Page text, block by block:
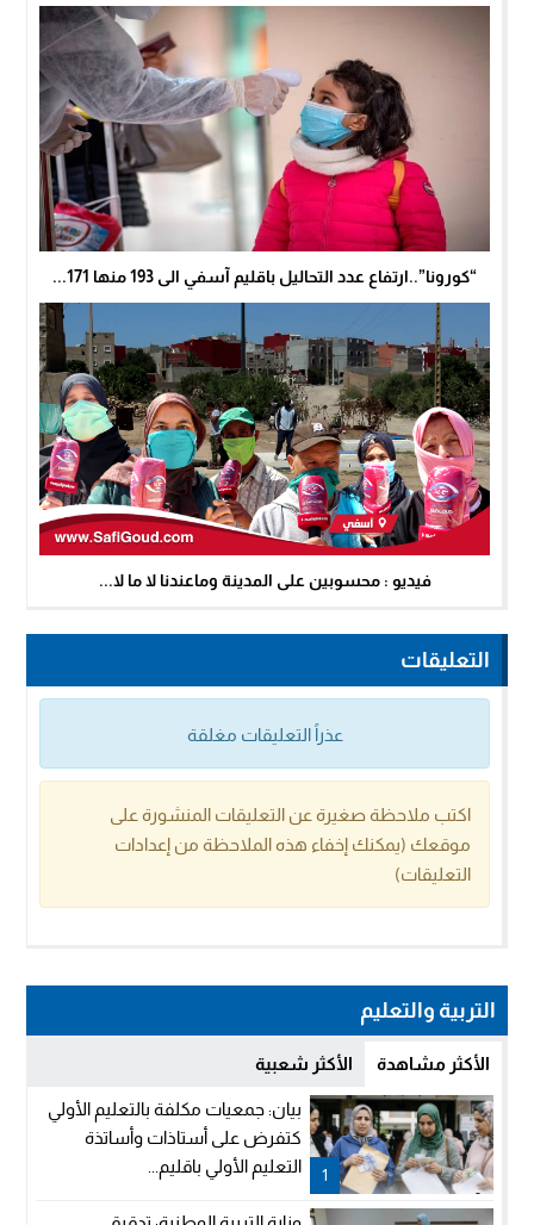
“كورونا”..ارتفاع عدد التحاليل باقليم آسفي الى 193 منها 171...
فيديو : محسوبين على المدينة وماعندنا لا ما لا...
التعليقات
عذراً التعليقات مغلقة
اكتب ملاحظة صغيرة عن التعليقات المنشورة على
موقعك (يمكنك إخفاء هذه الملاحظة من إعدادات
التعليقات)
التربية والتعليم
الأكثر مشاهدة الأكثر شعبية
1
بيان: جمعيات مكلفة بالتعليم الأولي
كتفرض على أستاذات وأساتذة
التعليم الأولي باقليم...